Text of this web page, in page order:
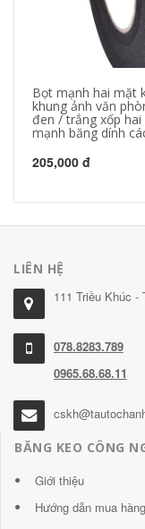
Bọt mạnh hai mặt
khung ảnh văn
đen / trắng xốp
mạnh băng dính
205,000 đ
LIÊN HỆ
111 Triều Khúc -
078.8283.789
0965.68.68.11
BĂNG KEO CÔNG
Giới thiệu
Hướng dẫn mua hàng